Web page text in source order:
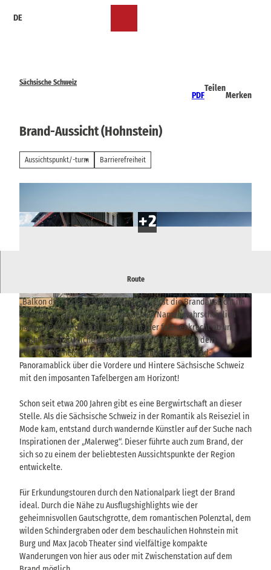
DE
Sächsische Schweiz
PDF
Teilen
Merken
Brand-Aussicht (Hohnstein)
Aussichtspunkt/-turm Barrierefreiheit
© THIEL Public Relations, Sebastian Thiel |CC-BY-SA
© viawww.saechsische-schweiz.de, Florian Tryk
owski |CC-BY-SA
© TVSSW, Sebastian Thiel |CC-BY-SA
Route
Panorama-Aussicht vom Felsplateau namens Brand bei
„Balkon der Sächsischen Schweiz“, so heißt die Brandaussicht im
Volksmund. Das Felsmassiv, das seinen Namen wahrscheinlich
nach einem Waldbrand bekam, fällt hier fast senkrecht ab und
ergibt eine natürliche Aussichtsplattform hoch über dem
Polenztal. Erhebend ist der atemberaubende 180-Grad-
Panoramablick über die Vordere und Hintere Sächsische Schweiz
mit den imposanten Tafelbergen am Horizont!
Schon seit etwa 200 Jahren gibt es eine Bergwirtschaft an dieser
Stelle. Als die Sächsische Schweiz in der Romantik als Reiseziel in
Mode kam, entstand durch wandernde Künstler auf der Suche nach
Inspirationen der „Malerweg“. Dieser führte auch zum Brand, der
sich so zu einem der beliebtesten Aussichtspunkte der Region
entwickelte.
Für Erkundungstouren durch den Nationalpark liegt der Brand
ideal. Durch die Nähe zu Ausflugshighlights wie der
geheimnisvollen Gautschgrotte, dem romantischen Polenztal, dem
wilden Schindergraben oder dem beschaulichen Hohnstein mit
Burg und Max Jacob Theater sind vielfältige kompakte
Wanderungen von hier aus oder mit Zwischenstation auf dem